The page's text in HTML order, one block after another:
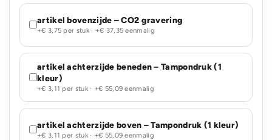
artikel bovenzijde – CO2 gravering
+€ 3,75 per stuk · +€ 37,35 eenmalig
artikel achterzijde beneden – Tampondruk (1
kleur)
+€ 3,11 per stuk · +€ 55,09 eenmalig
artikel achterzijde boven – Tampondruk (1 kleur)
+€ 3,11 per stuk · +€ 55,09 eenmalig